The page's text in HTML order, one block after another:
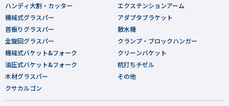
ハンディ大割・カッター
機械式グラスパー
首振りグラスパー
全旋回グラスパー
機械式バケット&フォーク
油圧式バケット&フォーク
木材グラスパー
クサカルゴン
エクステンションアーム
アダプタブラケット
散水機
クランプ・ブロックハンガー
クリーンバケット
杭打ちチゼル
その他